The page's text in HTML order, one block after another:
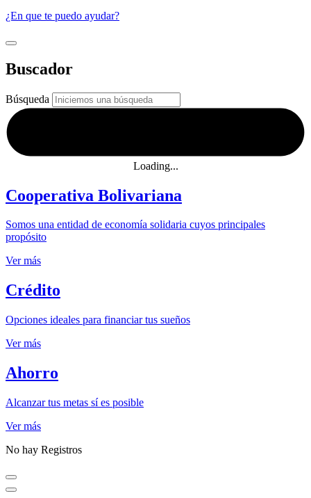
¿En que te puedo ayudar?
Buscador
Búsqueda
Loading...
Cooperativa Bolivariana
Somos una entidad de economía solidaria cuyos principales
propósito
Ver más
Crédito
Opciones ideales para financiar tus sueños
Ver más
Ahorro
Alcanzar tus metas sí es posible
Ver más
No hay Registros